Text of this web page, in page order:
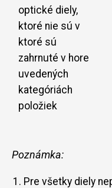
optické diely,
ktoré nie sú v
ktoré sú
zahrnuté v hore
uvedených
kategóriách
položiek
Poznámka:
Pre všetky diely